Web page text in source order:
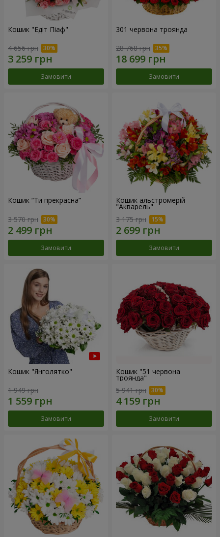
Кошик "Едіт Піаф"
4 656 грн
Замовити
301 червона троянда
28 768 грн
Замовити
Кошик “Ти прекрасна”
3 570 грн
Замовити
Кошик альстромерій
"Акварель"
3 175 грн
Замовити
Кошик "Янголятко"
1 949 грн
Замовити
Кошик "51 червона
троянда"
5 941 грн
Замовити